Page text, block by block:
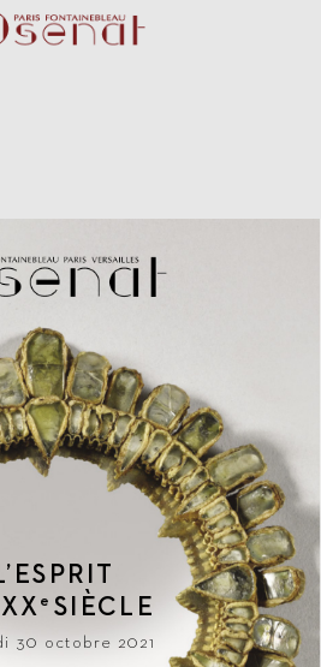
’ESPRIT
XX e SIÈCLE
30 octobre 2021